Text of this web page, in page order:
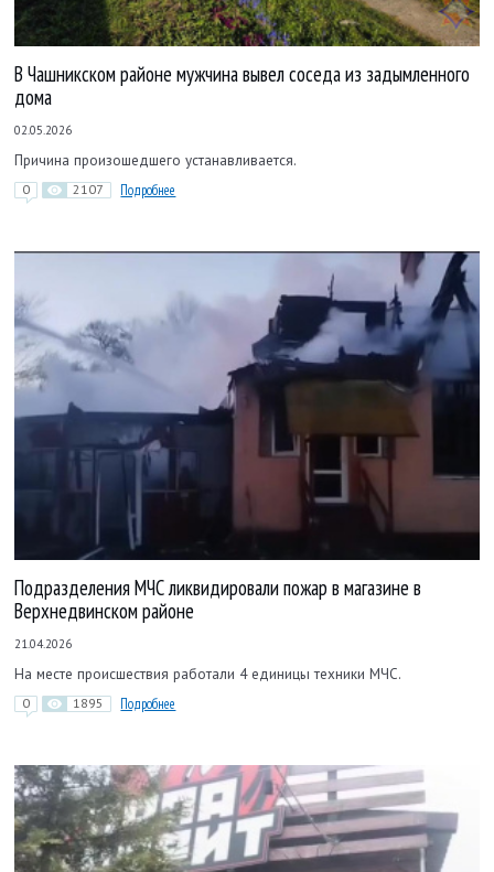
В Чашникском районе мужчина вывел соседа из задымленного
дома
02.05.2026
Причина произошедшего устанавливается.
0 2107 Подробнее
Подразделения МЧС ликвидировали пожар в магазине в
Верхнедвинском районе
21.04.2026
На месте происшествия работали 4 единицы техники МЧС.
0 1895 Подробнее